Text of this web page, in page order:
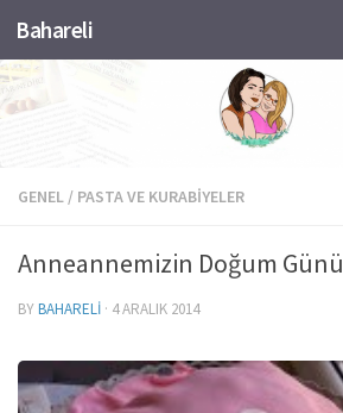
Skip to content
Bahareli
GENEL / PASTA VE KURABIYELER
Anneannemizin Doğum Günü
BYBAHARELI · 4 ARALIK 2014